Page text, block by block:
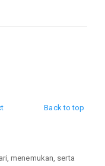
Back to top
menemukan, serta